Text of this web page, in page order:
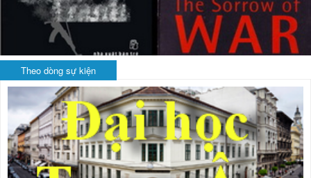
Theo dòng sự kiện